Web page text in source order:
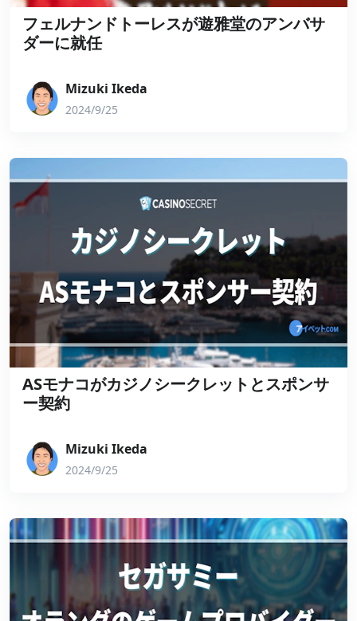
フェルナンドトーレスが遊雅堂のアンバサ
ダーに就任
Mizuki Ikeda
2024/9/25
ASモナコがカジノシークレットとスポンサ
ー契約
Mizuki Ikeda
2024/9/25